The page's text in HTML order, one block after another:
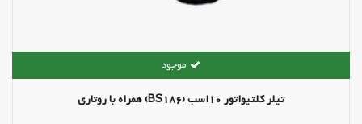
تیلر کلتیواتور 10اسب (BS186) همراه با روتاری